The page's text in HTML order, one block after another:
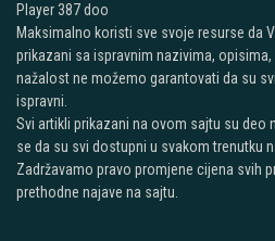
Player 387 doo
Maksimalno koristi sve svoje resurse da
prikazani sa ispravnim nazivima,
nažalost ne možemo garantovati da su
ispravni.
Svi artikli prikazani na ovom sajtu su deo
se da su svi dostupni u svakom trenutku
Zadržavamo pravo promjene cijena svih
prethodne najave na sajtu.